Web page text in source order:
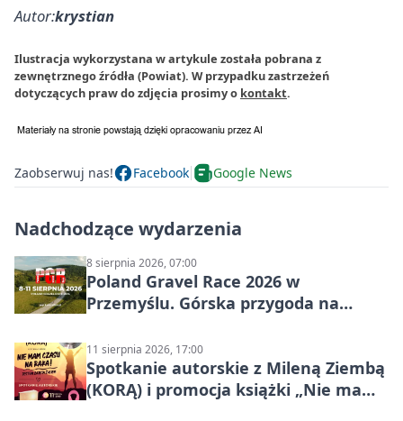
Autor:krystian
Ilustracja wykorzystana w artykule została pobrana z
zewnętrznego źródła (Powiat). W przypadku zastrzeżeń
dotyczących praw do zdjęcia prosimy o kontakt.
Zaobserwuj nas! Facebook Google News
Nadchodzące wydarzenia
8 sierpnia 2026, 07:00
Poland Gravel Race 2026 w
Przemyślu. Górska przygoda na
11 sierpnia 2026, 17:00
Spotkanie autorskie z Mileną Ziembą
(KORĄ) i promocja książki „Nie mam